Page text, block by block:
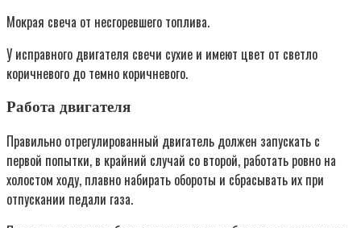
Мокрая свеча от несгоревшего топлива.
У исправного двигателя свечи сухие и имеют цвет от светло
коричневого до темно коричневого.
Работа двигателя
Правильно отрегулированный двигатель должен запускать с
первой попытки, в крайний случай со второй, работать ровно на
холостом ходу, плавно набирать обороты и сбрасывать их при
отпускании педали газа.